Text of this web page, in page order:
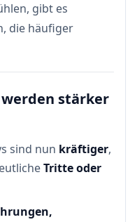
gibt es
die häufiger
stärker
sind nun kräftiger,
Tritte oder